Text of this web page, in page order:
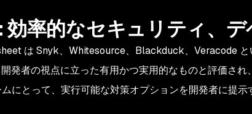
効率的なセキュリティ、
は Snyk、Whitesource、Blackduck、Veracode
発者の視点に立った有用かつ実用的なものと評価さ
にとって、実行可能な対策オプションを開発者に提示